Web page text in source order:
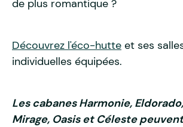
de plus romantique ?
Découvrez l'éco-hutte et ses
individuelles équipées.
Les cabanes Harmonie,
Mirage, Oasis et Céleste